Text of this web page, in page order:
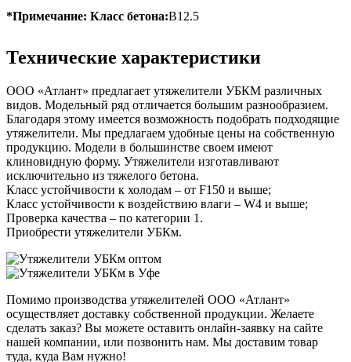
*Примечание: Класс бетона:B12.5
Технические характеристики
ООО «Атлант» предлагает утяжелители УБКМ различных
видов. Модельный ряд отличается большим разнообразием.
Благодаря этому имеется возможность подобрать подходящие
утяжелители. Мы предлагаем удобные цены на собственную
продукцию. Модели в большинстве своем имеют
клиновидную форму. Утяжелители изготавливают
исключительно из тяжелого бетона.
Класс устойчивости к холодам – от F150 и выше;
Класс устойчивости к воздействию влаги – W4 и выше;
Проверка качества – по категории 1.
Приобрести утяжелители УБКм.
Помимо производства утяжелителей ООО «Атлант»
осуществляет доставку собственной продукции. Желаете
сделать заказ? Вы можете оставить онлайн-заявку на сайте
нашей компании, или позвонить нам. Мы доставим товар
туда, куда Вам нужно!